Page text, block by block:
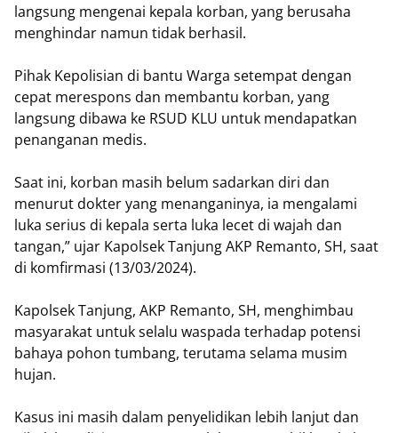
langsung mengenai kepala korban, yang berusaha
menghindar namun tidak berhasil.
Pihak Kepolisian di bantu Warga setempat dengan
cepat merespons dan membantu korban, yang
langsung dibawa ke RSUD KLU untuk mendapatkan
penanganan medis.
Saat ini, korban masih belum sadarkan diri dan
menurut dokter yang menanganinya, ia mengalami
luka serius di kepala serta luka lecet di wajah dan
tangan,” ujar Kapolsek Tanjung AKP Remanto, SH, saat
di komfirmasi (13/03/2024).
Kapolsek Tanjung, AKP Remanto, SH, menghimbau
masyarakat untuk selalu waspada terhadap potensi
bahaya pohon tumbang, terutama selama musim
hujan.
Kasus ini masih dalam penyelidikan lebih lanjut dan